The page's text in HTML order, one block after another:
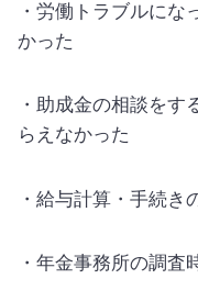
・労働トラブルにな
かった
・助成金の相談をす
らえなかった
・給与計算・手続き
・年金事務所の調査